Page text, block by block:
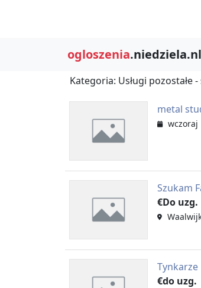
ogloszenia.niedziela.nl
Kategoria: Usługi pozostałe
metal
wczoraj
Szukam
€Do uzg.
Tynkarze
€do uzg.